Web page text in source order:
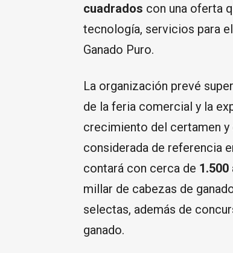
cuadrados con una oferta
tecnología, servicios para
Ganado Puro.
La organización prevé
de la feria comercial y la
crecimiento del certamen
considerada de referencia
contará con cerca de
millar de cabezas de
selectas, además de
ganado.